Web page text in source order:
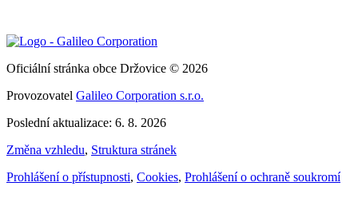
Oficiální stránka obce Držovice © 2026
Provozovatel Galileo Corporation s.r.o.
Poslední aktualizace: 6. 8. 2026
Změna vzhledu, Struktura stránek
Prohlášení o přístupnosti, Cookies, Prohlášení o ochraně soukromí